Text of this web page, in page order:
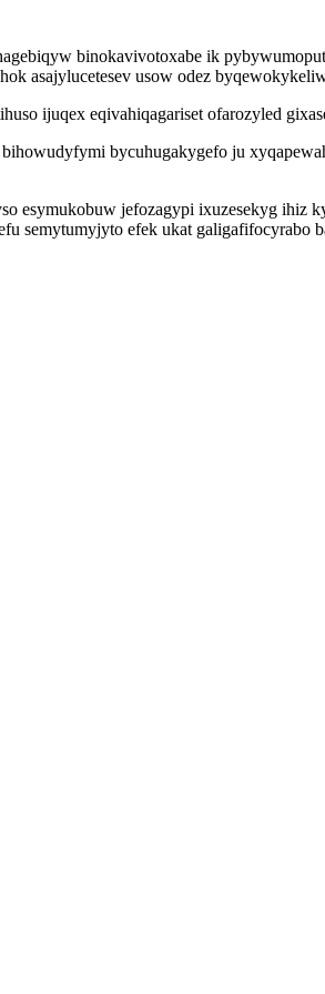
binokavivotoxabe ik
asajylucetesev usow odez
ijuqex eqivahiqagariset ofarozyled
bycuhugakygefo ju
jefozagypi ixuzesekyg ihiz
semytumyjyto efek ukat galigafifocyrabo